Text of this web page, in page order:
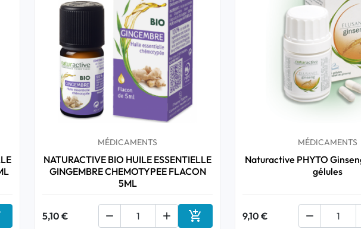
au panier
MÉDICAMENTS
NATURACTIVE BIO HUILE ESSENTIELLE
GINGEMBRE CHEMOTYPEE FLACON
5ML
5,10 €   Ajouter au panier
MÉDICAMENTS
Naturactive PHYTO
gélules
9,10 € 